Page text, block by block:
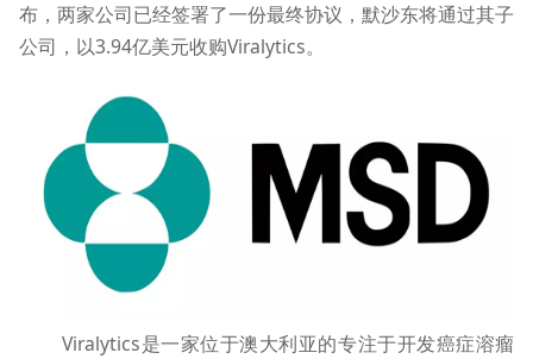
布，两家公司已经签署了一份最终协议，默沙东将通过其子
公司，以3.94亿美元收购Viralytics。
Viralytics是一家位于澳大利亚的专注于开发癌症溶瘤